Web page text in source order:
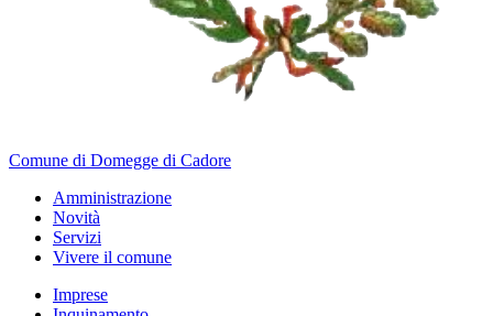
Comune di Domegge di Cadore
Amministrazione
Novità
Servizi
Vivere il comune
Imprese